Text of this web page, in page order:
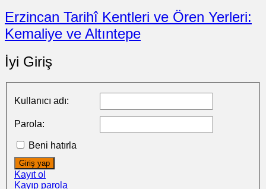
Erzincan Tarihî Kentleri ve Ören Yerleri:
Kemaliye ve Altıntepe
İyi Giriş
Kullanıcı adı:
Parola:
Beni hatırla
Giriş yap
Kayıt ol
Kayıp parola